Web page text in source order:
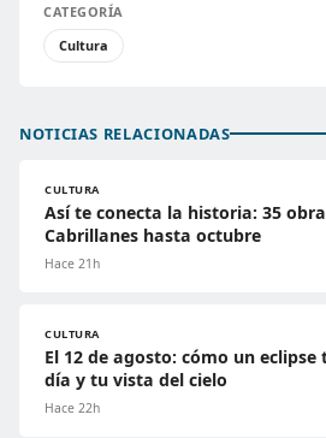
CATEGORÍA
Cultura
NOTICIAS RELACIONADAS
CULTURA
Así te conecta la historia: 35
Cabrillanes hasta octubre
Hace 21h
CULTURA
El 12 de agosto: cómo un
día y tu vista del cielo
Hace 22h